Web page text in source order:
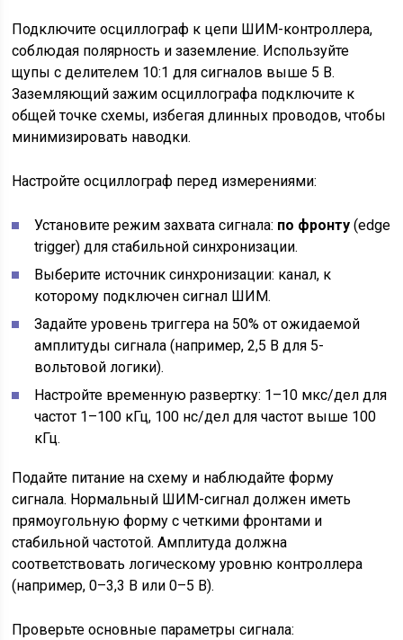
Подключите осциллограф к цепи ШИМ-контроллера,
соблюдая полярность и заземление. Используйте
щупы с делителем 10:1 для сигналов выше 5 В.
Заземляющий зажим осциллографа подключите к
общей точке схемы, избегая длинных проводов, чтобы
минимизировать наводки.
Настройте осциллограф перед измерениями:
Установите режим захвата сигнала: по фронту (edge
trigger) для стабильной синхронизации.
Выберите источник синхронизации: канал, к
которому подключен сигнал ШИМ.
Задайте уровень триггера на 50% от ожидаемой
амплитуды сигнала (например, 2,5 В для 5-
вольтовой логики).
Настройте временную развертку: 1–10 мкс/дел для
частот 1–100 кГц, 100 нс/дел для частот выше 100
кГц.
Подайте питание на схему и наблюдайте форму
сигнала. Нормальный ШИМ-сигнал должен иметь
прямоугольную форму с четкими фронтами и
стабильной частотой. Амплитуда должна
соответствовать логическому уровню контроллера
(например, 0–3,3 В или 0–5 В).
Проверьте основные параметры сигнала: